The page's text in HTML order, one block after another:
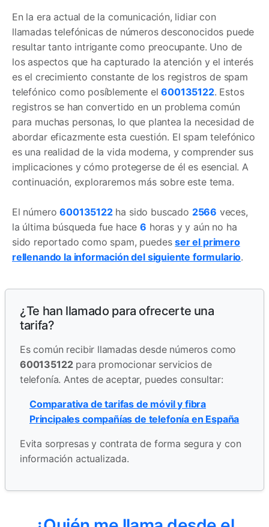
En la era actual de la comunicación, lidiar con
llamadas telefónicas de números desconocidos puede
resultar tanto intrigante como preocupante. Uno de
los aspectos que ha capturado la atención y el interés
es el crecimiento constante de los registros de spam
telefónico como posíblemente el600135122. Estos
registros se han convertido en un problema común
para muchas personas, lo que plantea la necesidad de
abordar eficazmente esta cuestión. El spam telefónico
es una realidad de la vida moderna, y comprender sus
implicaciones y cómo protegerse de él es esencial. A
continuación, exploraremos más sobre este tema.
El número600135122ha sido buscado 2566 veces,
la última búsqueda fue hace6 horas y y aún no ha
sido reportado como spam, puedesser el primero
rellenando la información del siguiente formulario.
¿Te han llamado para ofrecerte una
tarifa?
Es común recibir llamadas desde números como
600135122para promocionar servicios de
telefonía. Antes de aceptar, puedes consultar:
Comparativa de tarifas de móvil y fibra
Principales compañías de telefonía en España
Evita sorpresas y contrata de forma segura y con
información actualizada.